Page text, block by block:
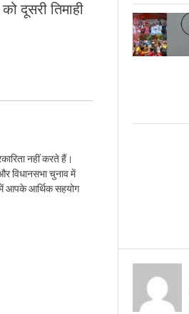
दूसरी तिमाही
नहीं करते हैं।
विधानसभा चुनाव में
में आपके आर्थिक सहयोग